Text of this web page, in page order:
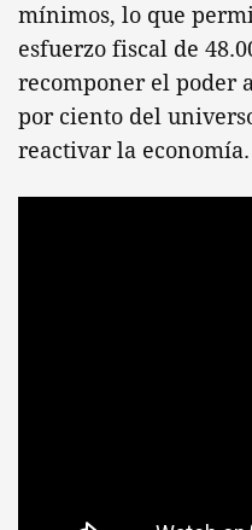
mínimos, lo que
esfuerzo fiscal de
recomponer el poder
por ciento del
reactivar la economía.